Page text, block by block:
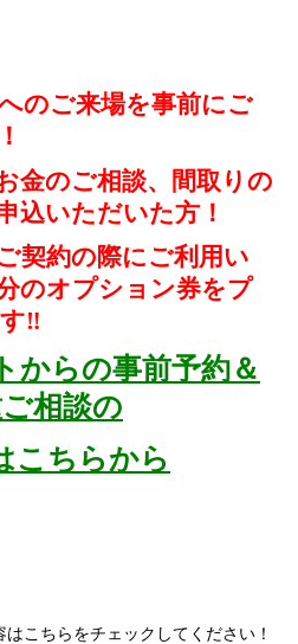
のご来場を事前にご
金のご相談、間取りの
込いただいた方！
約の際にご利用い
のオプション券をプ
‼
からの事前予約＆
相談の
こちらから
こちらをチェックしてください！